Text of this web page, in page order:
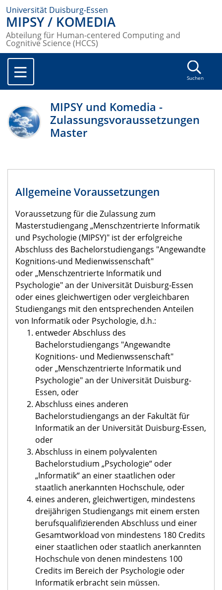
Universität Duisburg-Essen
MIPSY / KOMEDIA
Abteilung für Human-centered Computing and
Cognitive Science (HCCS)
Suchen
MIPSY und Komedia -
Zulassungsvoraussetzungen
Master
Allgemeine Voraussetzungen
Voraussetzung für die Zulassung zum
Masterstudiengang „Menschzentrierte Informatik
und Psychologie (MIPSY)" ist der erfolgreiche
Abschluss des Bachelorstudiengangs "Angewandte
Kognitions-und Medienwissenschaft"
oder „Menschzentrierte Informatik und
Psychologie" an der Universität Duisburg-Essen
oder eines gleichwertigen oder vergleichbaren
Studiengangs mit den entsprechenden Anteilen
von Informatik oder Psychologie, d.h.:
entweder Abschluss des
Bachelorstudiengangs "Angewandte
Kognitions- und Medienwssenschaft"
oder „Menschzentrierte Informatik und
Psychologie" an der Universität Duisburg-
Essen, oder
Abschluss eines anderen
Bachelorstudiengangs an der Fakultät für
Informatik an der Universität Duisburg-Essen,
oder
Abschluss in einem polyvalenten
Bachelorstudium „Psychologie“ oder
„Informatik“ an einer staatlichen oder
staatlich anerkannten Hochschule, oder
eines anderen, gleichwertigen, mindestens
dreijährigen Studiengangs mit einem ersten
berufsqualifizierenden Abschluss und einer
Gesamtworkload von mindestens 180 Credits
einer staatlichen oder staatlich anerkannten
Hochschule von denen mindestens 100
Credits im Bereich der Psychologie oder
Informatik erbracht sein müssen.